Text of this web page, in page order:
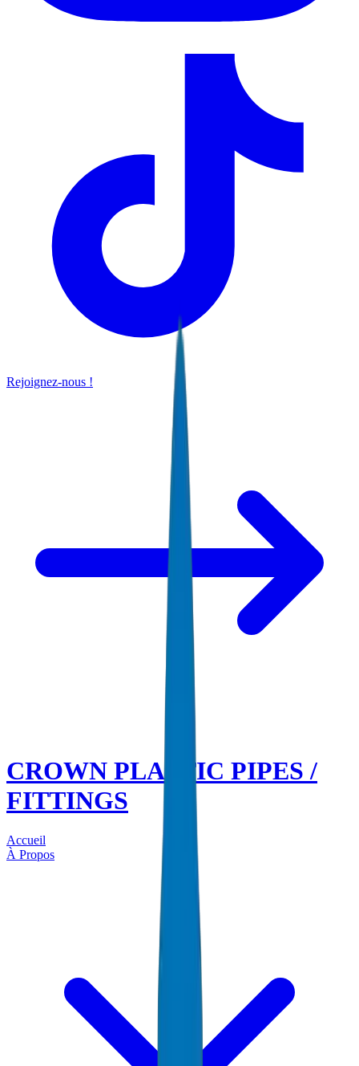
Rejoignez-nous !
CROWN PLASTIC PIPES /
FITTINGS
Accueil
À Propos